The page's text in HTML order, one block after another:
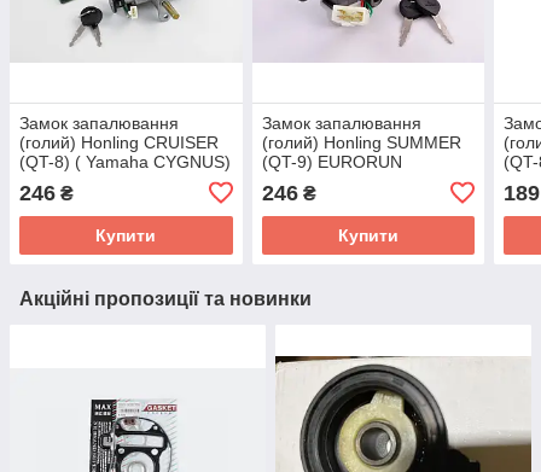
Замок запалювання
(голий) Honling CRUISER
(QT-8) ( Yamaha CYGNUS)
246 ₴
Купити
Замок запалювання
(голий) Honling SUMMER
(QT-9) EURORUN
246₴
Купити
189
Акційні пропозиції та новинки